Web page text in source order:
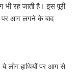
भी रह जाती है। इस पूरी
पर आग लगने के बाद
ये लोग हाथियों पर आग से